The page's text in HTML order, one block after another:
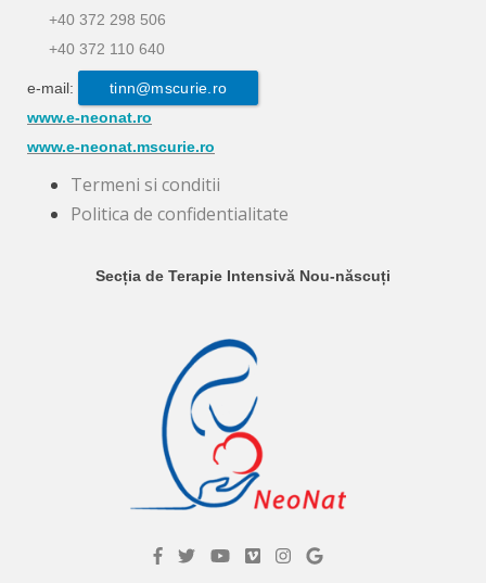
+40 372 298 506
+40 372 110 640
e-mail:
tinn@mscurie.ro
www.e-neonat.ro
www.e-neonat.mscurie.ro
Termeni si conditii
Politica de confidentialitate
Secția de Terapie Intensivă Nou-născuți